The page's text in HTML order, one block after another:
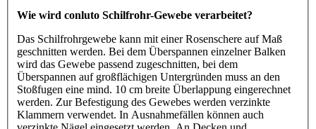
Wie wird conluto Schilfrohr-Gewebe verarbeitet?
Das Schilfrohrgewebe kann mit einer Rosenschere auf Maß
geschnitten werden. Bei dem Überspannen einzelner Balken
wird das Gewebe passend zugeschnitten, bei dem
Überspannen auf großflächigen Untergründen muss an den
Stoßfugen eine mind. 10 cm breite Überlappung eingerechnet
werden. Zur Befestigung des Gewebes werden verzinkte
Klammern verwendet. In Ausnahmefällen können auch